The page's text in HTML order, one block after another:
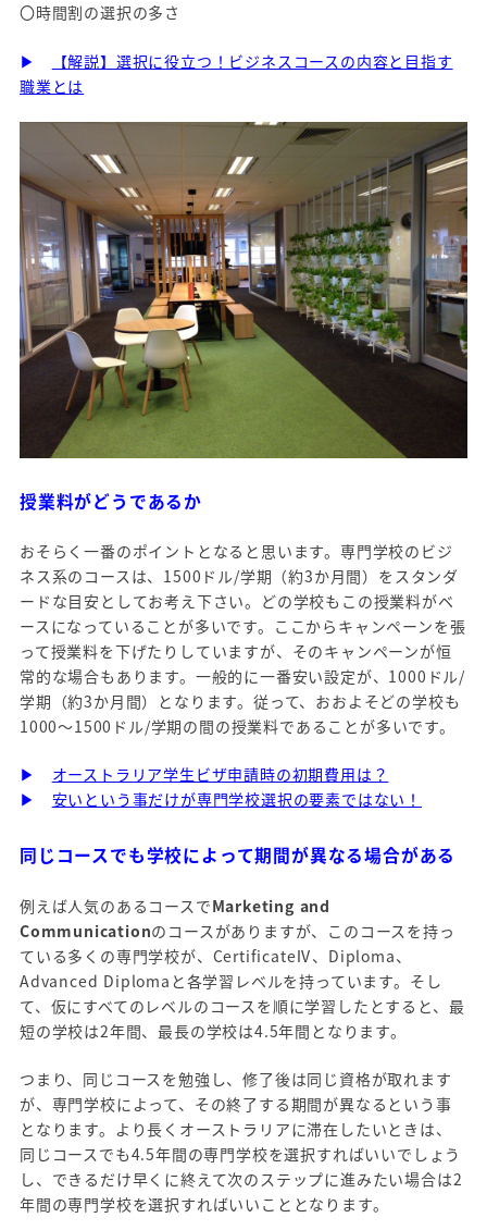
〇時間割の選択の多さ
▶
【解説】選択に役立つ！ビジネスコースの内容と目指す
職業とは
授業料がどうであるか
おそらく一番のポイントとなると思います。専門学校のビジ
ネス系のコースは、1500ドル/学期（約3か月間）をスタンダ
ードな目安としてお考え下さい。どの学校もこの授業料がベ
ースになっていることが多いです。ここからキャンペーンを張
って授業料を下げたりしていますが、そのキャンペーンが恒
常的な場合もあります。一般的に一番安い設定が、1000ドル/
学期（約3か月間）となります。従って、おおよそどの学校も
1000～1500ドル/学期の間の授業料であることが多いです。
▶ オーストラリア学生ビザ申請時の初期費用は？
▶ 安いという事だけが専門学校選択の要素ではない！
同じコースでも学校によって期間が異なる場合がある
例えば人気のあるコースでMarketing and
Communicationのコースがありますが、このコースを持っ
ている多くの専門学校が、CertificateⅣ、Diploma、
Advanced Diplomaと各学習レベルを持っています。そし
て、仮にすべてのレベルのコースを順に学習したとすると、最
短の学校は2年間、最長の学校は4.5年間となります。
つまり、同じコースを勉強し、修了後は同じ資格が取れます
が、専門学校によって、その終了する期間が異なるという事
となります。より長くオーストラリアに滞在したいときは、
同じコースでも4.5年間の専門学校を選択すればいいでしょう
し、できるだけ早くに終えて次のステップに進みたい場合は2
年間の専門学校を選択すればいいこととなります。